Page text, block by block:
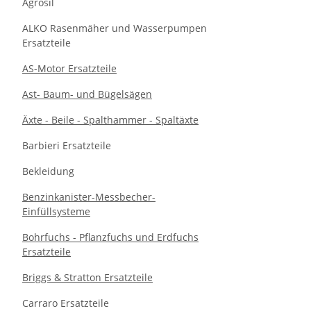
ALKO Rasenmäher und Wasserpumpen
Ersatzteile
AS-Motor Ersatzteile
Ast- Baum- und Bügelsägen
Äxte - Beile - Spalthammer - Spaltäxte
Barbieri Ersatzteile
Bekleidung
Benzinkanister-Messbecher-
Einfüllsysteme
Bohrfuchs - Pflanzfuchs und Erdfuchs
Ersatzteile
Briggs & Stratton Ersatzteile
Carraro Ersatzteile